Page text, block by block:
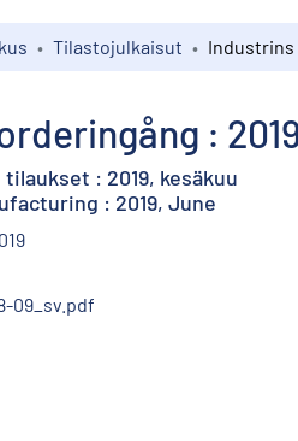
Tilastojulkaisut
:
: 2019, kesäkuu
: 2019, June
09_sv.pdf